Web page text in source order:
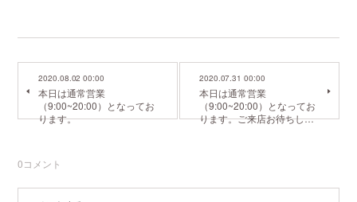
2020.08.02 00:00
本日は通常営業
（9:00~20:00）となってお
ります。
2020.07.31 00:00
本日は通常営業
（9:00~20:00）となってお
ります。ご来店お待ちし…
0コメント